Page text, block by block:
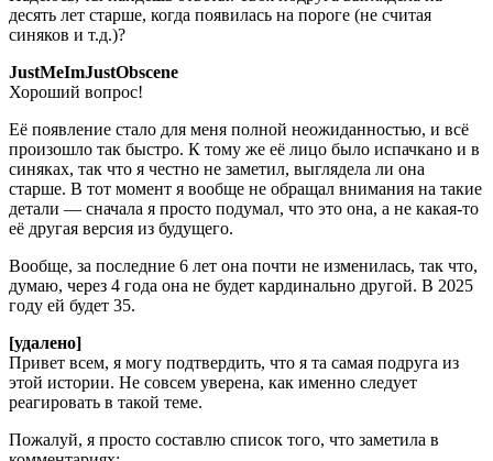
десять лет старше, когда появилась на пороге (не считая
синяков и т.д.)?
JustMeImJustObscene
Хороший вопрос!
Её появление стало для меня полной неожиданностью, и всё
произошло так быстро. К тому же её лицо было испачкано и в
синяках, так что я честно не заметил, выглядела ли она
старше. В тот момент я вообще не обращал внимания на такие
детали — сначала я просто подумал, что это она, а не какая-то
её другая версия из будущего.
Вообще, за последние 6 лет она почти не изменилась, так что,
думаю, через 4 года она не будет кардинально другой. В 2025
году ей будет 35.
[удалено]
Привет всем, я могу подтвердить, что я та самая подруга из
этой истории. Не совсем уверена, как именно следует
реагировать в такой теме.
Пожалуй, я просто составлю список того, что заметила в